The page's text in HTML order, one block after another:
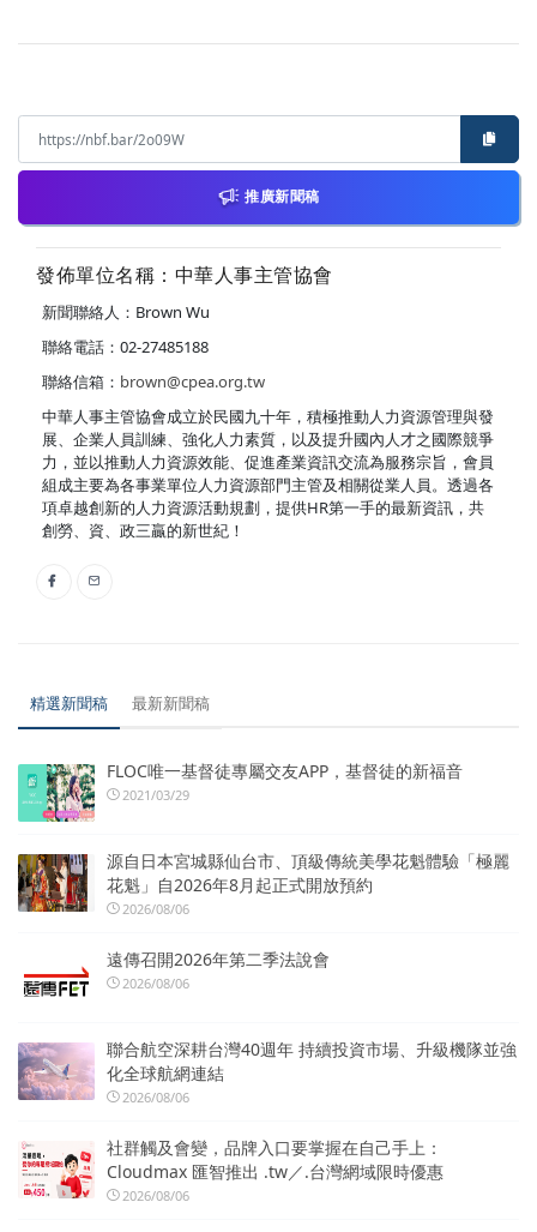
推廣新聞稿
發佈單位名稱：中華人事主管協會
新聞聯絡人：Brown Wu
聯絡電話：02-27485188
聯絡信箱： brown@cpea.org.tw
中華人事主管協會成立於民國九十年，積極推動人力資源管理與發
展、企業人員訓練、強化人力素質，以及提升國內人才之國際競爭
力，並以推動人力資源效能、促進產業資訊交流為服務宗旨，會員
組成主要為各事業單位人力資源部門主管及相關從業人員。透過各
項卓越創新的人力資源活動規劃，提供HR第一手的最新資訊，共
創勞、資、政三贏的新世紀！
精選新聞稿 最新新聞稿
FLOC唯一基督徒專屬交友APP，基督徒的新福音
2021/03/29
源自日本宮城縣仙台市、頂級傳統美學花魁體驗「極麗
花魁」自2026年8月起正式開放預約
2026/08/06
遠傳召開2026年第二季法說會
2026/08/06
聯合航空深耕台灣40週年 持續投資市場、升級機隊並強
化全球航網連結
2026/08/06
社群觸及會變，品牌入口要掌握在自己手上：
Cloudmax 匯智推出 .tw／.台灣網域限時優惠
2026/08/06